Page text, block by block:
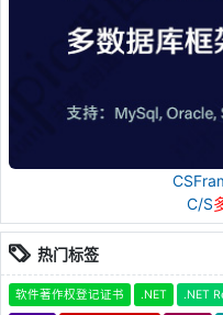
C/S
热门标签
软件著作权登记证书 .NET .NET